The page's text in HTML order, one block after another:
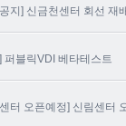
지] 신금천센터 회선 재
퍼블릭VDI 베타테스트
터 오픈예정] 신림센터